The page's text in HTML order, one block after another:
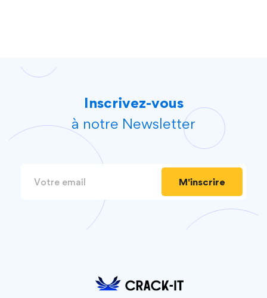
Inscrivez-vous
à notre Newsletter
M'inscrire